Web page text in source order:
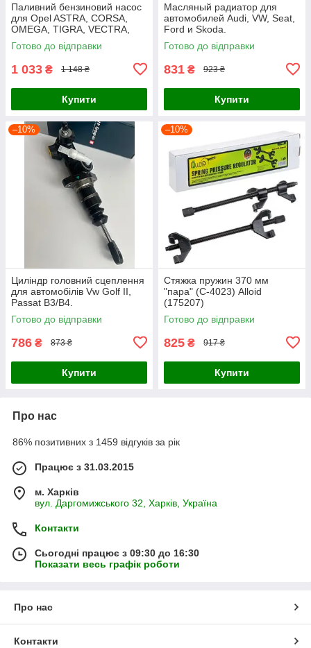
Паливний бензиновий насос
для Opel ASTRA, CORSA,
OMEGA, TIGRA, VECTRA,
ZAFIRA
Готово до відправки
1 033 ₴ 1 148 ₴
Купити
Масляный радиатор для
автомобилей Audi, VW, Seat,
Ford и Skoda.
Готово до відправки
831 ₴ 923 ₴
Купити
–10%
Циліндр головний сцеплення
для автомобілів Vw Golf II,
Passat B3/B4.
Готово до відправки
786 ₴ 873 ₴
Купити
–10%
Стяжка пружин 370 мм
"пара" (С-4023) Alloid
(175207)
Готово до відправки
825 ₴ 917 ₴
Купити
Про нас
86% позитивних з 1459 відгуків за рік
Працює з 31.03.2015
м. Харків
вул. Даргомижського 32, Харків, Україна
Контакти
Сьогодні працює з 09:30 до 16:30
Показати весь графік роботи
Про нас
Контакти